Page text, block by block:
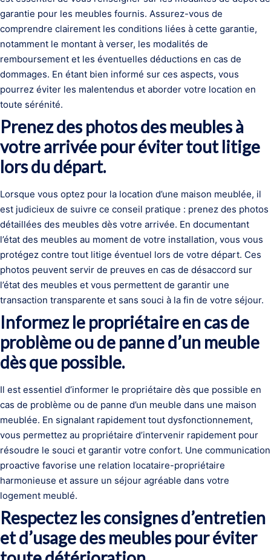
garantie pour les meubles fournis. Assurez-vous de
comprendre clairement les conditions liées à cette garantie,
notamment le montant à verser, les modalités de
remboursement et les éventuelles déductions en cas de
dommages. En étant bien informé sur ces aspects, vous
pourrez éviter les malentendus et aborder votre location en
toute sérénité.
Prenez des photos des meubles à
votre arrivée pour éviter tout litige
lors du départ.
Lorsque vous optez pour la location d’une maison meublée, il
est judicieux de suivre ce conseil pratique : prenez des photos
détaillées des meubles dès votre arrivée. En documentant
l’état des meubles au moment de votre installation, vous vous
protégez contre tout litige éventuel lors de votre départ. Ces
photos peuvent servir de preuves en cas de désaccord sur
l’état des meubles et vous permettent de garantir une
transaction transparente et sans souci à la fin de votre séjour.
Informez le propriétaire en cas de
problème ou de panne d’un meuble
dès que possible.
Il est essentiel d’informer le propriétaire dès que possible en
cas de problème ou de panne d’un meuble dans une maison
meublée. En signalant rapidement tout dysfonctionnement,
vous permettez au propriétaire d’intervenir rapidement pour
résoudre le souci et garantir votre confort. Une communication
proactive favorise une relation locataire-propriétaire
harmonieuse et assure un séjour agréable dans votre
logement meublé.
Respectez les consignes d’entretien
et d’usage des meubles pour éviter